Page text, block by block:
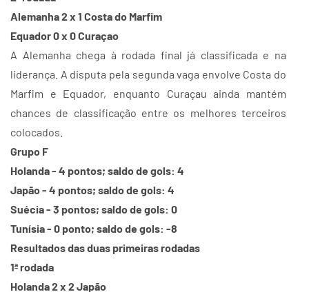
Alemanha 2 x 1 Costa do Marfim
Equador 0 x 0 Curaçao
A Alemanha chega à rodada final já classificada e na
liderança. A disputa pela segunda vaga envolve Costa do
Marfim e Equador, enquanto Curaçau ainda mantém
chances de classificação entre os melhores terceiros
colocados.
Grupo F
Holanda - 4 pontos; saldo de gols: 4
Japão - 4 pontos; saldo de gols: 4
Suécia - 3 pontos; saldo de gols: 0
Tunísia - 0 ponto; saldo de gols: -8
Resultados das duas primeiras rodadas
1ª rodada
Holanda 2 x 2 Japão